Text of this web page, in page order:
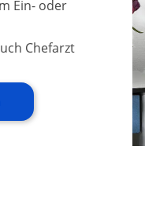
Ein- oder
Chefarzt